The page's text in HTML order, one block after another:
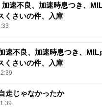
加速不良、加速時息つき、
くさいの件、入庫
速不良、加速時息つき、MIL
くさいの件、入庫
走じゃなかったか